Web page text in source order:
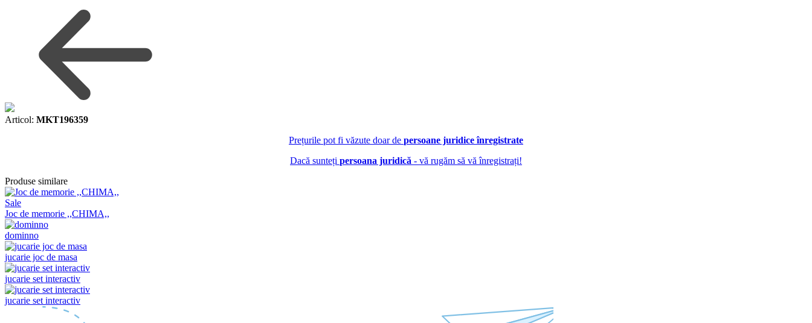
Articol: MKT196359
Prețurile pot fi văzute doar de persoane juridice înregistrate
Dacă sunteți persoana juridică - vă rugăm să vă înregistrați!
Produse similare
Sale
Joc de memorie ,,CHIMA,,
dominno
jucarie joc de masa
jucarie set interactiv
jucarie set interactiv